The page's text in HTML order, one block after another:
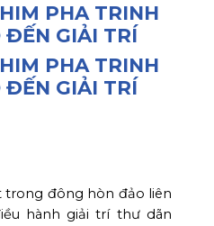
PHA TRINH
ĐẾN GIẢI TRÍ
PHA TRINH
ĐẾN GIẢI TRÍ
đông hòn đảo liên
hành giải trí thư dãn